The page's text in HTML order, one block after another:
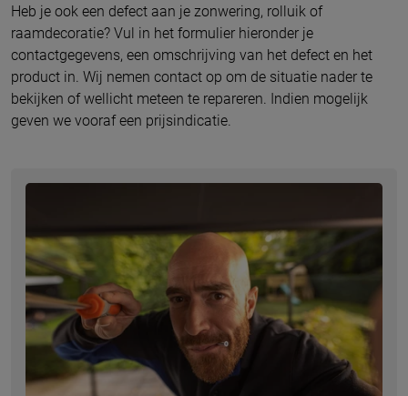
Heb je ook een defect aan je zonwering, rolluik of
raamdecoratie? Vul in het formulier hieronder je
contactgegevens, een omschrijving van het defect en het
product in. Wij nemen contact op om de situatie nader te
bekijken of wellicht meteen te repareren. Indien mogelijk
geven we vooraf een prijsindicatie.